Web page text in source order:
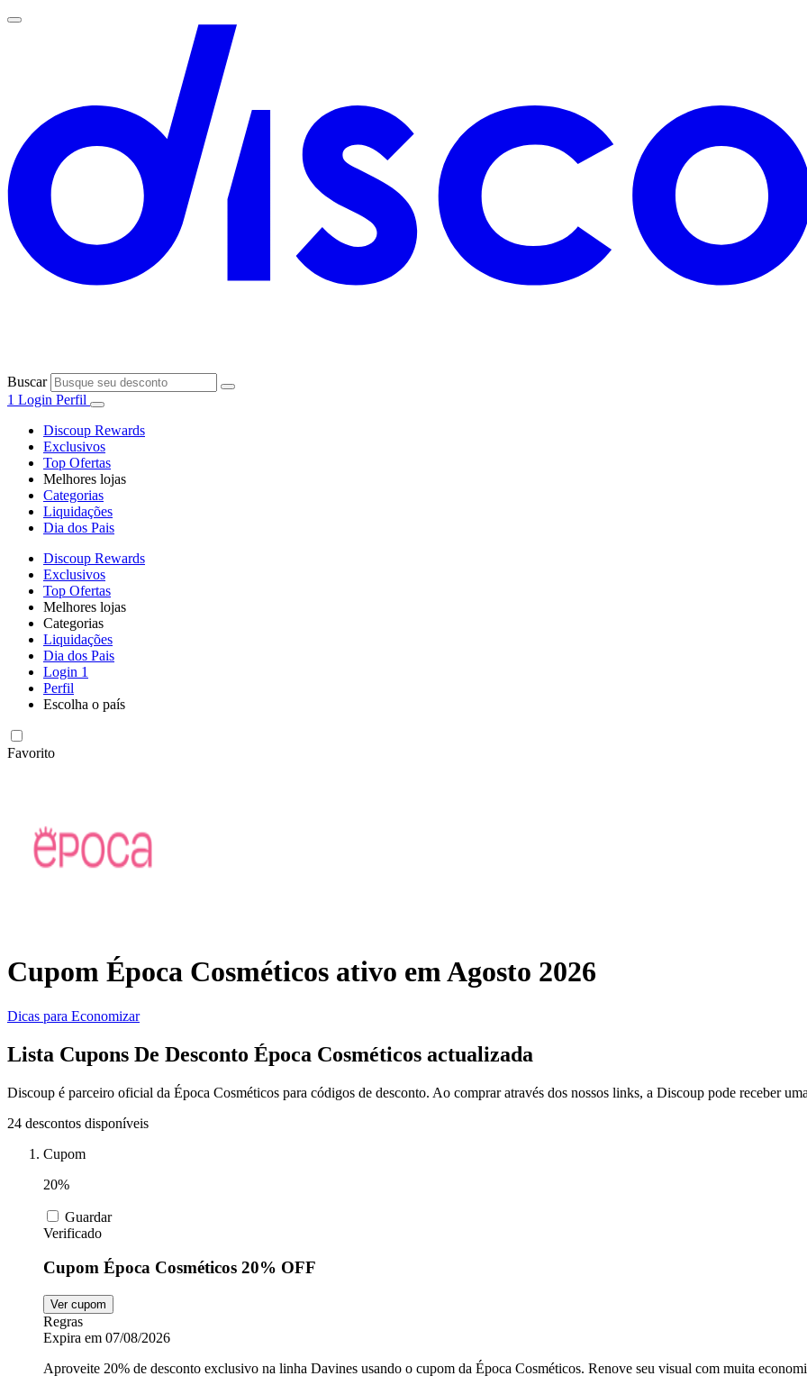
Buscar
1 Login Perfil
Discoup Rewards
Exclusivos
Top Ofertas
Melhores lojas
Categorias
Liquidações
Dia dos Pais
Discoup Rewards
Exclusivos
Top Ofertas
Melhores lojas
Categorias
Liquidações
Dia dos Pais
Login 1
Perfil
Escolha o país
Favorito
Cupom Época Cosméticos ativo em Agosto 2026
Dicas para Economizar
Lista Cupons De Desconto Época Cosméticos actualizada
Discoup é parceiro oficial da Época Cosméticos para códigos de desconto. Ao comprar através dos nossos links, a Discoup pode receber
24 descontos disponíveis
Cupom
20%
Guardar
Verificado
Cupom Época Cosméticos 20% OFF
Ver cupom
Regras
Expira em 07/08/2026
Aproveite 20% de desconto exclusivo na linha Davines usando o cupom da Época Cosméticos. Renove seu visual com muita